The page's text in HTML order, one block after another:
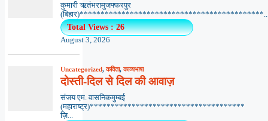
कुमारी ऋतंभरामुजफ्फरपुर
Total Views : 26
August 3, 2026
Uncategorized,कविता,काव्यभाषा
दोस्ती-दिल से दिल की आवाज़
संजय एम. वासनिकमुम्बई
(महाराष्ट्र)*************************************
ज़ि...